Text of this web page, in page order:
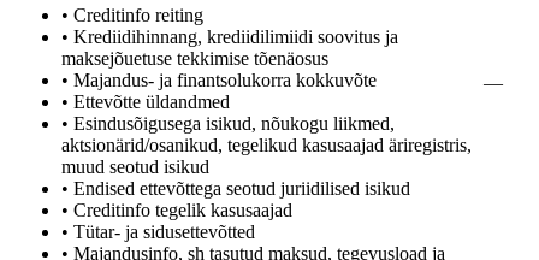
• Creditinfo reiting
• Krediidihinnang, krediidilimiidi soovitus ja
maksejõuetuse tekkimise tõenäosus
• Majandus- ja finantsolukorra kokkuvõte
• Ettevõtte üldandmed
• Esindusõigusega isikud, nõukogu liikmed,
aktsionärid/osanikud, tegelikud kasusaajad äriregistris,
muud seotud isikud
• Endised ettevõttega seotud juriidilised isikud
• Creditinfo tegelik kasusaajad
• Tütar- ja sidusettevõtted
• Majandusinfo, sh tasutud maksud, tegevusload ja
—